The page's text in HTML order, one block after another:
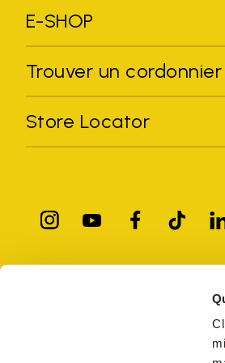
E-SHOP
Trouver un cordonnier
Store Locator
Toutes les marques citées sont la
commerciales de leurs propriétaires
Seuls les articles achetés sur le site